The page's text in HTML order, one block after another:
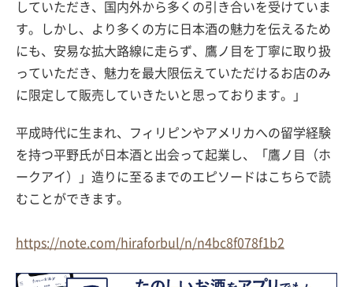
していただき、国内外から多くの引き合いを受けていま
す。しかし、より多くの方に日本酒の魅力を伝えるため
にも、安易な拡大路線に走らず、鷹ノ目を丁寧に取り扱
っていただき、魅力を最大限伝えていただけるお店のみ
に限定して販売していきたいと思っております。」
平成時代に生まれ、フィリピンやアメリカへの留学経験
を持つ平野氏が日本酒と出会って起業し、「鷹ノ目（ホ
ークアイ）」造りに至るまでのエピソードはこちらで読
むことができます。
https://note.com/hiraforbul/n/n4bc8f078f1b2